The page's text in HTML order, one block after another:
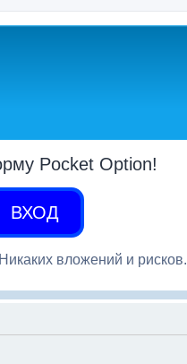
Pocket Option!
ВХОД
вложений и рисков.